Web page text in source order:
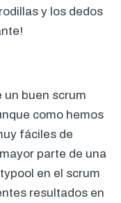
y los dedos
un buen scrum
como hemos
fáciles de
parte de una
en el scrum
resultados en